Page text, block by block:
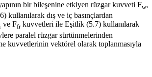
bir bileşenine etkiyen rüzgar kuvveti Fw,
kullanılarak dış ve iç basınçlardan
ve Ffrkuvvetleri ile Eşitlik (5.7) kullanılarak
paralel rüzgar sürtünmelerinden
kuvvetlerinin vektörel olarak toplanmasıyla